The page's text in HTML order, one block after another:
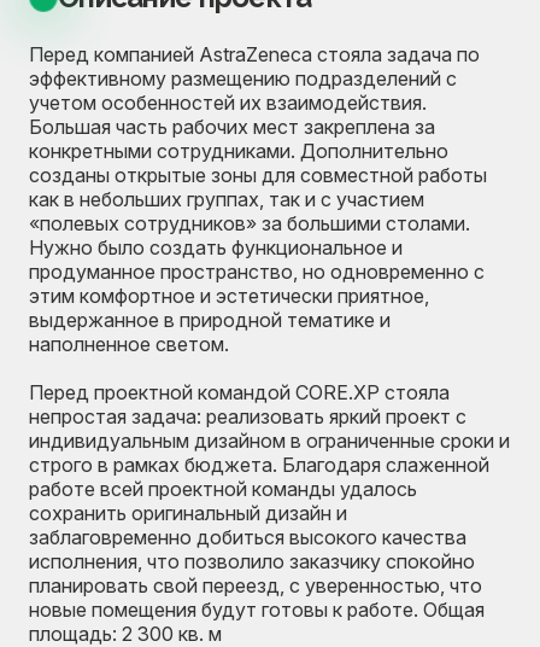
Перед компанией AstraZeneca стояла задача по
эффективному размещению подразделений с
учетом особенностей их взаимодействия.
Большая часть рабочих мест закреплена за
конкретными сотрудниками. Дополнительно
созданы открытые зоны для совместной работы
как в небольших группах, так и с участием
«полевых сотрудников» за большими столами.
Нужно было создать функциональное и
продуманное пространство, но одновременно с
этим комфортное и эстетически приятное,
выдержанное в природной тематике и
наполненное светом.
Перед проектной командой CORE.XP стояла
непростая задача: реализовать яркий проект с
индивидуальным дизайном в ограниченные сроки и
строго в рамках бюджета. Благодаря слаженной
работе всей проектной команды удалось
сохранить оригинальный дизайн и
заблаговременно добиться высокого качества
исполнения, что позволило заказчику спокойно
планировать свой переезд, с уверенностью, что
новые помещения будут готовы к работе. Общая
площадь: 2 300 кв. м